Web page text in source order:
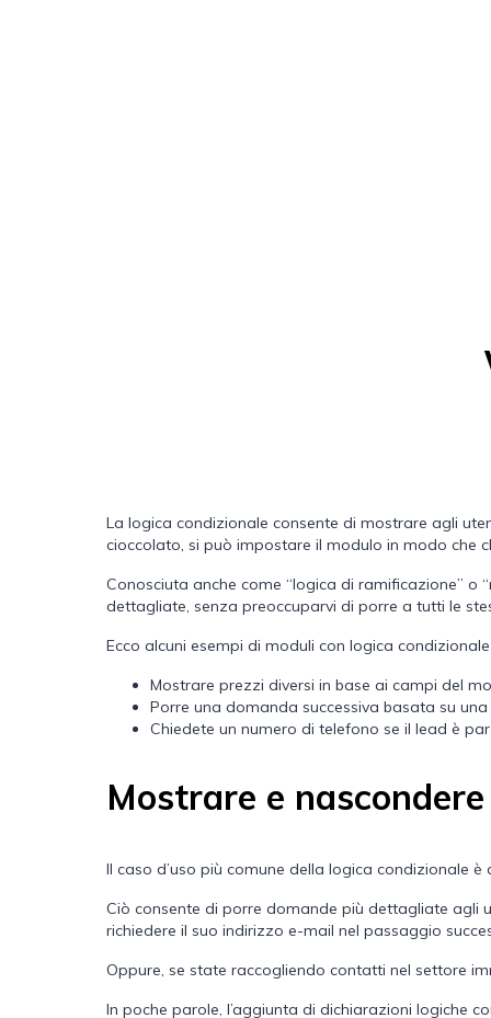
La logica condizionale consente di mostrare agli
cioccolato, si può impostare il modulo in modo che
Conosciuta anche come “logica di ramificazione”
dettagliate, senza preoccuparvi di porre a tutti le
Ecco alcuni esempi di moduli con logica
Mostrare prezzi diversi in base ai campi del
Porre una domanda successiva basata su
Chiedete un numero di telefono se il lead è
Mostrare e
Il caso d’uso più comune della logica condizionale
Ciò consente di porre domande più dettagliate agli
richiedere il suo indirizzo e-mail nel passaggio
Oppure, se state raccogliendo contatti nel settore
In poche parole, l’aggiunta di dichiarazioni logiche